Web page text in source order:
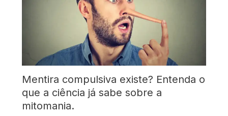
Mentira compulsiva existe? Entenda o
que a ciência já sabe sobre a
mitomania.